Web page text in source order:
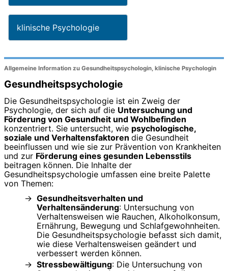
klinische Psychologie
Allgemeine Information zu Gesundheitspsychologin, klinische Psychologin
Gesundheitspsychologie
Die Gesundheitspsychologie ist ein Zweig der
Psychologie, der sich auf die Untersuchung und
Förderung von Gesundheit und Wohlbefinden
konzentriert. Sie untersucht, wie psychologische,
soziale und Verhaltensfaktoren die Gesundheit
beeinflussen und wie sie zur Prävention von Krankheiten
und zur Förderung eines gesunden Lebensstils
beitragen können. Die Inhalte der
Gesundheitspsychologie umfassen eine breite Palette
von Themen:
Gesundheitsverhalten und
Verhaltensänderung: Untersuchung von
Verhaltensweisen wie Rauchen, Alkoholkonsum,
Ernährung, Bewegung und Schlafgewohnheiten.
Die Gesundheitspsychologie befasst sich damit,
wie diese Verhaltensweisen geändert und
verbessert werden können.
Stressbewältigung: Die Untersuchung von